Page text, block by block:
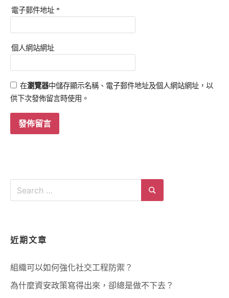
電子郵件地址 *
個人網站網址
在瀏覽器中儲存顯示名稱、電子郵件地址及個人網站網址，以
供下次發佈留言時使用。
Search
近期文章
組織可以如何強化社交工程防禦？
為什麼資安政策寫得出來，卻總是做不下去？